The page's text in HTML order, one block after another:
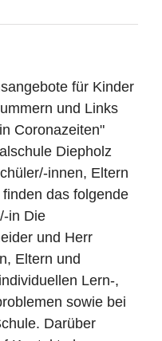
für Kinder
und Links
Coronazeiten"
Diepholz
innen, Eltern
das folgende
in Die
und Herr
Eltern und
Lern-,
sowie bei
Darüber